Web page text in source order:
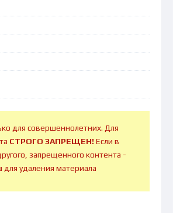
для совершеннолетних. Для
СТРОГО ЗАПРЕЩЕН!Если в
запрещенного контента -
для удаления материала